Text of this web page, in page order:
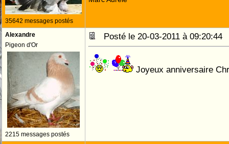
35642 messages postés
Alexandre
Pigeon d'Or
2215 messages postés
Posté le 20-03-2011 à
Joyeux anniversaire